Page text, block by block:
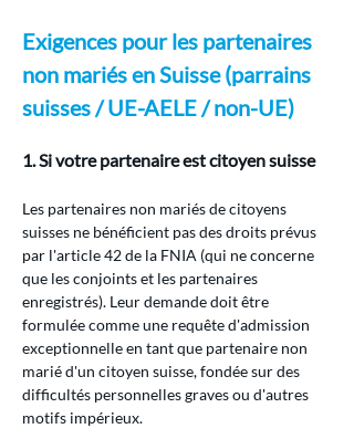
Exigences pour les partenaires
non mariés en Suisse (parrains
suisses / UE-AELE / non-UE)
1. Si votre partenaire est citoyen suisse
Les partenaires non mariés de citoyens
suisses ne bénéficient pas des droits prévus
par l'article 42 de la FNIA (qui ne concerne
que les conjoints et les partenaires
enregistrés). Leur demande doit être
formulée comme une requête d'admission
exceptionnelle en tant que partenaire non
marié d'un citoyen suisse, fondée sur des
difficultés personnelles graves ou d'autres
motifs impérieux.